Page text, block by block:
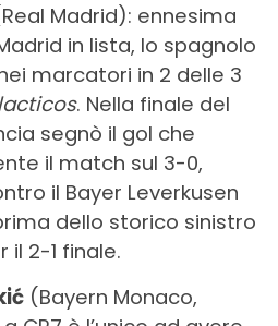
Madrid): ennesima
in lista, lo spagnolo
marcatori in 2 delle 3
. Nella finale del
segnò il gol che
il match sul 3-0,
il Bayer Leverkusen
dello storico sinistro
il 2-1 finale.
(Bayern Monaco,